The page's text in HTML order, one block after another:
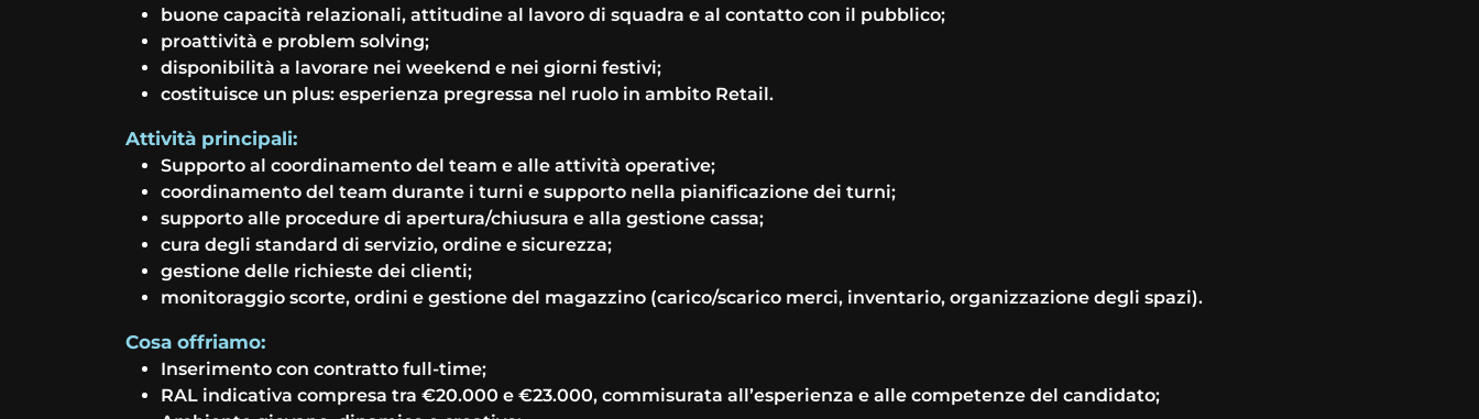
buone capacità relazionali, attitudine al lavoro di squadra e al contatto con il pubblico;
proattività e problem solving;
disponibilità a lavorare nei weekend e nei giorni festivi;
costituisce un plus: esperienza pregressa nel ruolo in ambito Retail.
Attività principali:
Supporto al coordinamento del team e alle attività operative;
coordinamento del team durante i turni e supporto nella pianificazione dei turni;
supporto alle procedure di apertura/chiusura e alla gestione cassa;
cura degli standard di servizio, ordine e sicurezza;
gestione delle richieste dei clienti;
monitoraggio scorte, ordini e gestione del magazzino (carico/scarico merci, inventario, organizzazione degli spazi).
Cosa offriamo:
Inserimento con contratto full-time;
RAL indicativa compresa tra €20.000 e €23.000, commisurata all’esperienza e alle competenze del candidato;